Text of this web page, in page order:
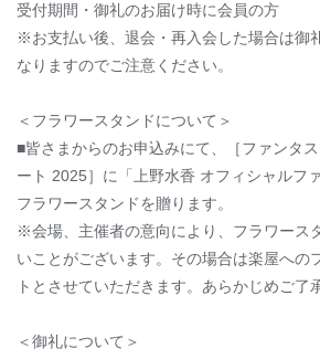
受付期間・御礼のお届け時に会員の方
※お支払い後、退会・再入会した場合は御
なりますのでご注意ください。
＜フラワースタンドについて＞
■皆さまからのお申込みにて、［ファンタ
ート 2025］に「上野水香 オフィシャルフ
フラワースタンドを贈ります。
※会場、主催者の意向により、フラワース
いことがございます。その場合は楽屋への
トとさせていただきます。あらかじめご了
＜御礼について＞